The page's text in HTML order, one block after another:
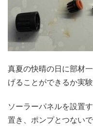
真夏の快晴の日に部材
げることができるか実
ソーラーパネルを設置
置き、ポンプとつないで